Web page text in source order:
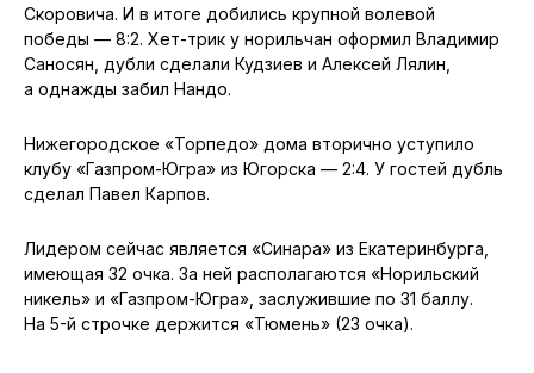
Скоровича. И в итоге добились крупной волевой
победы — 8:2. Хет-трик у норильчан оформил Владимир
Саносян, дубли сделали Кудзиев и Алексей Лялин,
а однажды забил Нандо.
Нижегородское «Торпедо» дома вторично уступило
клубу «Газпром-Югра» из Югорска — 2:4. У гостей дубль
сделал Павел Карпов.
Лидером сейчас является «Синара» из Екатеринбурга,
имеющая 32 очка. За ней располагаются «Норильский
никель» и «Газпром-Югра», заслужившие по 31 баллу.
На 5-й строчке держится «Тюмень» (23 очка).